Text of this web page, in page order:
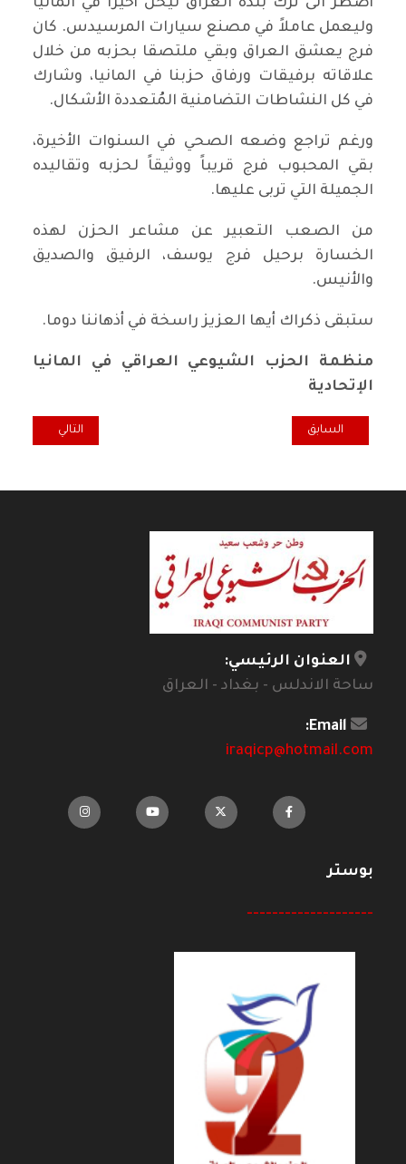
أضطر الى ترك بلده العراق ليحل أخيراً في المانيا
وليعمل عاملاً في مصنع سيارات المرسيدس. كان
فرج يعشق العراق وبقي ملتصقا بحزبه من خلال
علاقاته برفيقات ورفاق حزبنا في المانيا، وشارك
في كل النشاطات التضامنية المُتعددة الأشكال.
ورغم تراجع وضعه الصحي في السنوات الأخيرة،
بقي المحبوب فرج قريباً ووثيقاً لحزبه وتقاليده
الجميلة التي تربى عليها.
من الصعب التعبير عن مشاعر الحزن لهذه
الخسارة برحيل فرج يوسف، الرفيق والصديق
والأنيس.
ستبقى ذكراك أيها العزيز راسخة في أذهاننا دوما.
منظمة الحزب الشيوعي العراقي في المانيا
الإتحادية
المقال السابق: الرفيقة نسرين حسين (أم علي).. وداعاً
السابق المقال التالي:
التالي
العنوان الرئيسي:
ساحة الاندلس - بغداد - العراق
Email:
iraqicp@hotmail.com
بوستر
--------------------